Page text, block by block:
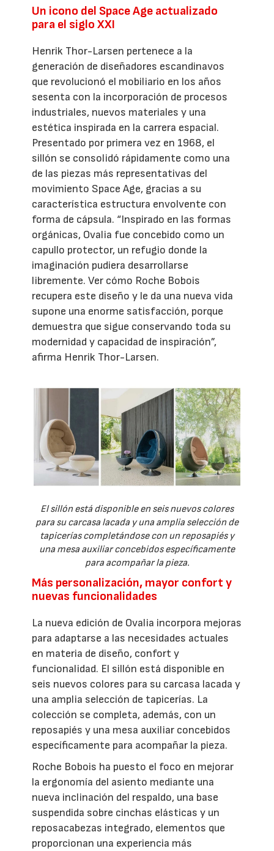
Un icono del Space Age actualizado
para el siglo XXI
Henrik Thor-Larsen pertenece a la
generación de diseñadores escandinavos
que revolucionó el mobiliario en los años
sesenta con la incorporación de procesos
industriales, nuevos materiales y una
estética inspirada en la carrera espacial.
Presentado por primera vez en 1968, el
sillón se consolidó rápidamente como una
de las piezas más representativas del
movimiento Space Age, gracias a su
característica estructura envolvente con
forma de cápsula. “Inspirado en las formas
orgánicas, Ovalia fue concebido como un
capullo protector, un refugio donde la
imaginación pudiera desarrollarse
libremente. Ver cómo Roche Bobois
recupera este diseño y le da una nueva vida
supone una enorme satisfacción, porque
demuestra que sigue conservando toda su
modernidad y capacidad de inspiración”,
afirma Henrik Thor-Larsen.
El sillón está disponible en seis nuevos colores
para su carcasa lacada y una amplia selección de
tapicerías completándose con un reposapiés y
una mesa auxiliar concebidos específicamente
para acompañar la pieza.
Más personalización, mayor confort y
nuevas funcionalidades
La nueva edición de Ovalia incorpora mejoras
para adaptarse a las necesidades actuales
en materia de diseño, confort y
funcionalidad. El sillón está disponible en
seis nuevos colores para su carcasa lacada y
una amplia selección de tapicerías. La
colección se completa, además, con un
reposapiés y una mesa auxiliar concebidos
específicamente para acompañar la pieza.
Roche Bobois ha puesto el foco en mejorar
la ergonomía del asiento mediante una
nueva inclinación del respaldo, una base
suspendida sobre cinchas elásticas y un
reposacabezas integrado, elementos que
proporcionan una experiencia más